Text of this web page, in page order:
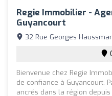
Regie Immobilier -
Guyancourt
32 Rue Georges
Bienvenue chez Regie
de confiance à Guyancourt.
ancrés dans la région